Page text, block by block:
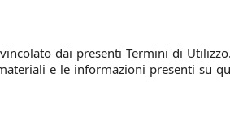
dai presenti Termini di
e le informazioni presenti su